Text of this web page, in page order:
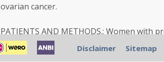
ovarian cancer.
PATIENTS AND METHODS.: Women with
measurable epithelial ovarian cancer,
with cisplatin 75 mg/m(2) on day 1,
Disclaimer Sitemap